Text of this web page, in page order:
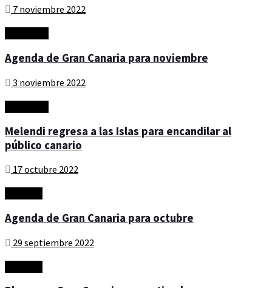
7 noviembre 2022
Agenda de Gran Canaria para noviembre
3 noviembre 2022
Melendi regresa a las Islas para encandilar al
público canario
17 octubre 2022
Agenda de Gran Canaria para octubre
29 septiembre 2022